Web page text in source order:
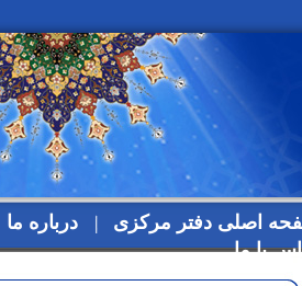
اصلی دفتر مرکزی درباره ما
با ما